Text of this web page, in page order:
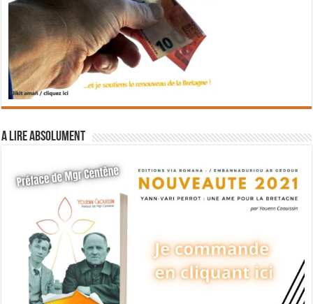
A lire absolument